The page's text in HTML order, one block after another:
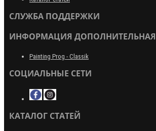
СЛУЖБА ПОДДЕРЖКИ
ИНФОРМАЦИЯ ДОПОЛНИТЕЛЬНАЯ
Painting Prog - Classik
СОЦИАЛЬНЫЕ СЕТИ
КАТАЛОГ СТАТЕЙ